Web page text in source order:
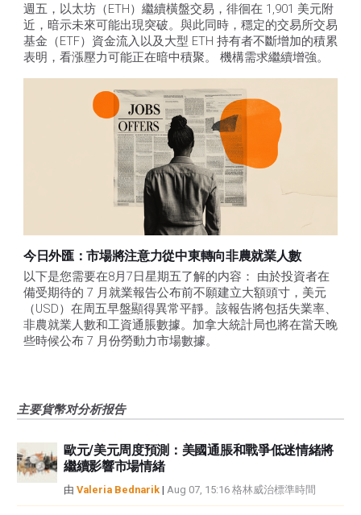
週五，以太坊（ETH）繼續橫盤交易，徘徊在 1,901 美元附
近，暗示未來可能出現突破。與此同時，穩定的交易所交易
基金（ETF）資金流入以及大型 ETH 持有者不斷增加的積累
表明，看漲壓力可能正在暗中積聚。 機構需求繼續增強。
今日外匯：市場將注意力從中東轉向非農就業人數
以下是您需要在8月7日星期五了解的内容： 由於投資者在
備受期待的 7 月就業報告公布前不願建立大額頭寸，美元
（USD）在周五早盤顯得異常平靜。該報告將包括失業率、
非農就業人數和工資通脹數據。加拿大統計局也將在當天晚
些時候公布 7 月份勞動力市場數據。
主要貨幣对分析报告
歐元/美元周度預測：美國通脹和戰爭低迷情緒將
繼續影響市場情緒
由 Valeria Bednarik | Aug 07, 15:16 格林威治標準時間